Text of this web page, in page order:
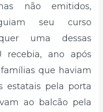
não emitidos,
seu curso
uma dessas
recebia, ano após
que haviam
estatais pela porta
ao balcão pela